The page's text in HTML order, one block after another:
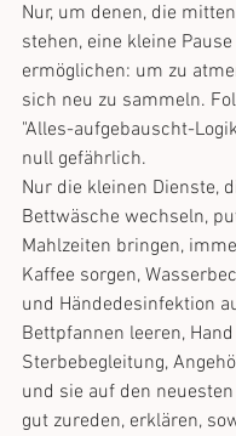
Nur, um denen, die
stehen, eine kleine Pause
ermöglichen: um zu
sich neu zu sammeln.
"Alles-aufgebauscht-
null gefährlich.
Nur die kleinen Dienste,
Bettwäsche wechseln,
Mahlzeiten bringen,
Kaffee sorgen,
und Händedesinfektion
Bettpfannen leeren,
Sterbebegleitung,
und sie auf den
gut zureden, erklären,